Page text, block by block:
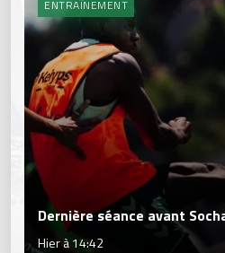
ENTRAÎNEMENT
Dernière séance avant
Hier à 14:42